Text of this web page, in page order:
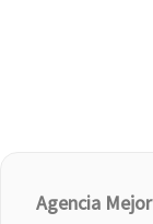
Agencia